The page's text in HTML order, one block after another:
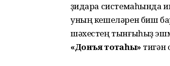
үҙидара системаһында
уның кешеләрен биш
шәхестең тынғыһыҙ
«Донъя тотҡаһы» тигән